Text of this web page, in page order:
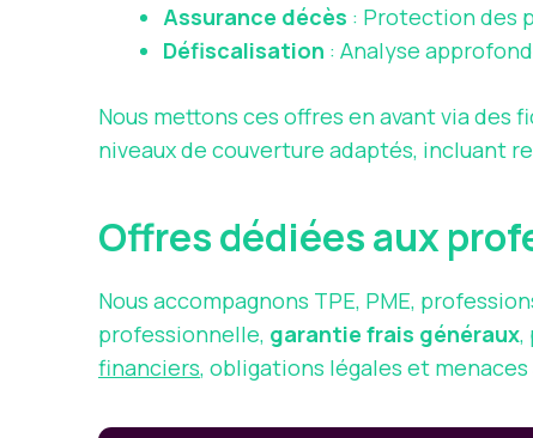
Assurance décès : Protection des
Défiscalisation : Analyse
Nous mettons ces offres en avant via des
niveaux de couverture adaptés, incluant
Offres dédiées aux
Nous accompagnons TPE, PME,
professionnelle, garantie frais généraux,
financiers, obligations légales et menaces